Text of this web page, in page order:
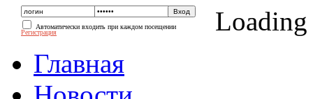
Автоматически входить при каждом посещении
Регистрация
Loading
Главная